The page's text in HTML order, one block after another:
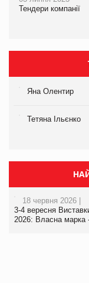
Тендери компанії
Яна Олентир
Тетяна Ільєнко
18 червня 2026 |
3-4 вересня
2026: Власна марка